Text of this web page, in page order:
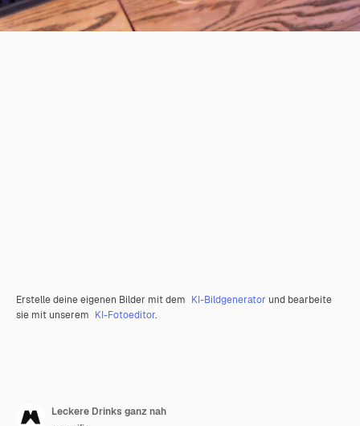
Erstelle deine eigenen Bilder mit dem KI-Bildgenerator und bearbeite
sie mit unserem KI-Fotoeditor.
Leckere Drinks ganz nah